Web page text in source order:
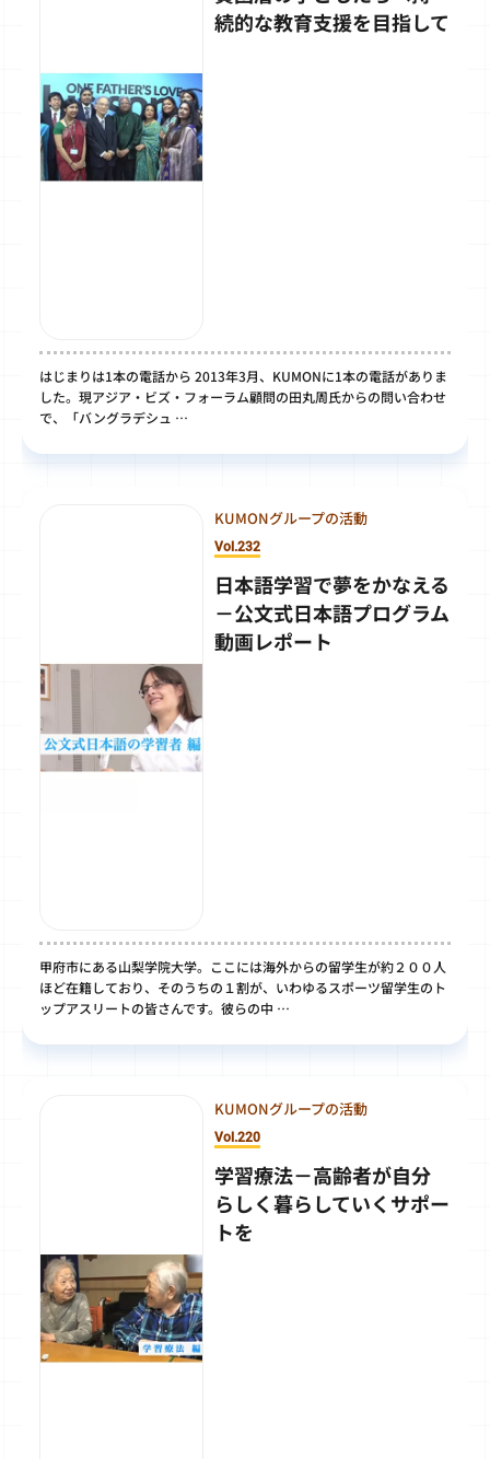
続的な教育支援を目指して
はじまりは1本の電話から 2013年3月、KUMONに1本の電話がありま
した。現アジア・ビズ・フォーラム顧問の田丸周氏からの問い合わせ
で、「バングラデシュ …
KUMONグループの活動
Vol.232
日本語学習で夢をかなえる
－公文式日本語プログラム
動画レポート
甲府市にある山梨学院大学。ここには海外からの留学生が約２００人
ほど在籍しており、そのうちの１割が、いわゆるスポーツ留学生のト
ップアスリートの皆さんです。彼らの中 …
KUMONグループの活動
Vol.220
学習療法－高齢者が自分
らしく暮らしていくサポー
トを